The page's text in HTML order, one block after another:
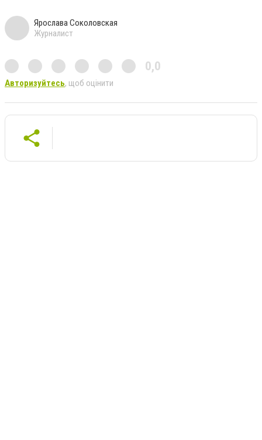
Ярослава Соколовская
Журналист
0,0
Авторизуйтесь, щоб оцінити